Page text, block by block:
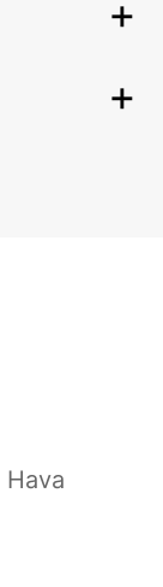
Hava